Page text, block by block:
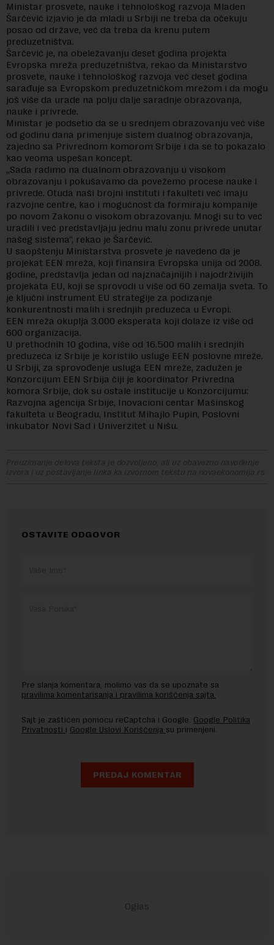
Ministar prosvete, nauke i tehnološkog razvoja Mladen
Šarčević izjavio je da mladi u Srbiji ne treba da očekuju
posao od države, već da treba da krenu putem
preduzetništva.
Šarčević je, na obeležavanju deset godina projekta
Evropska mreža preduzetništva, rekao da Ministarstvo
prosvete, nauke i tehnološkog razvoja već deset godina
sarađuje sa Evropskom preduzetničkom mrežom i da mogu
još više da urade na polju dalje saradnje obrazovanja,
nauke i privrede.
Ministar je podsetio da se u srednjem obrazovanju već više
od godinu dana primenjuje sistem dualnog obrazovanja,
zajedno sa Privrednom komorom Srbije i da se to pokazalo
kao veoma uspešan koncept.
„Sada radimo na dualnom obrazovanju u visokom
obrazovanju i pokušavamo da povežemo procese nauke i
privrede. Otuda naši brojni instituti i fakulteti već imaju
razvojne centre, kao i mogućnost da formiraju kompanije
po novom Zakonu o visokom obrazovanju. Mnogi su to već
uradili i već predstavljaju jednu malu zonu privrede unutar
našeg sistema“, rekao je Šarčević.
U saopštenju Ministarstva prosvete je navedeno da je
projekat EEN mreža, koji finansira Evropska unija od 2008.
godine, predstavlja jedan od najznačajnijih i najodrživijih
projekata EU, koji se sprovodi u više od 60 zemalja sveta. To
je ključni instrument EU strategije za podizanje
konkurentnosti malih i srednjih preduzeća u Evropi.
EEN mreža okuplja 3.000 eksperata koji dolaze iz više od
600 organizacija.
U prethodnih 10 godina, više od 16.500 malih i srednjih
preduzeća iz Srbije je koristilo usluge EEN poslovne mreže.
U Srbiji, za sprovođenje usluga EEN mreže, zadužen je
Konzorcijum EEN Srbija čiji je koordinator Privredna
komora Srbije, dok su ostale institucije u Konzorcijumu:
Razvojna agencija Srbije, Inovacioni centar Mašinskog
fakulteta u Beogradu, Institut Mihajlo Pupin, Poslovni
inkubator Novi Sad i Univerzitet u Nišu.
Preuzimanje delova teksta je dozvoljeno, ali uz obavezno navođenje
izvora i uz postavljanje linka ka izvornom tekstu na novaekonomija.rs
OSTAVITE ODGOVOR
Pre slanja komentara, molimo vas da se upoznate sa
pravilima komentarisanja i pravilima korišćenja sajta.
Sajt je zaštićen pomocu reCaptcha i Google. Google Politika
Privatnosti i Google Uslovi Korišćenja su primenjeni.